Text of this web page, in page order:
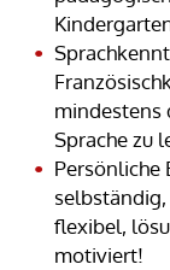
mindestens
Sprache zu
Persönliche
flexibel,
motiviert!